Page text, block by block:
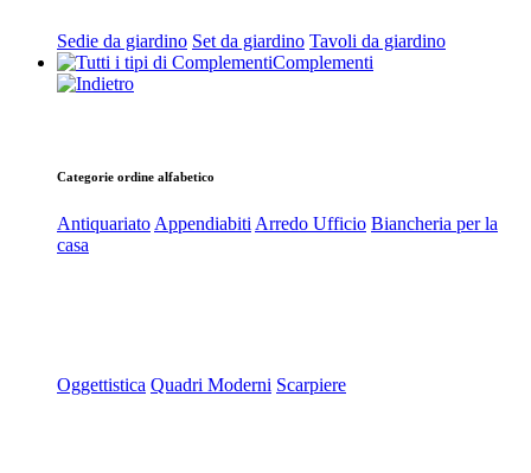
Sedie da giardino Set da giardino Tavoli da giardino
Complementi
Categorie ordine alfabetico
Antiquariato Appendiabiti Arredo Ufficio Biancheria per la
casa
Oggettistica Quadri Moderni Scarpiere